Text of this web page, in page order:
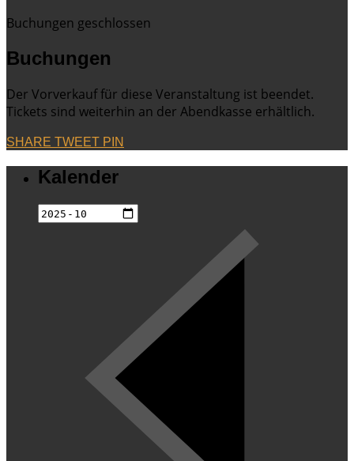
Buchungen geschlossen
Buchungen
Der Vorverkauf für diese Veranstaltung ist beendet.
Tickets sind weiterhin an der Abendkasse erhältlich.
SHARE TWEET PIN
Kalender